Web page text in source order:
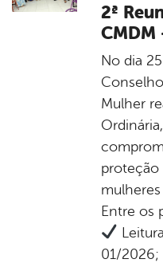
2ª
CMDM
No dia
Mulher
proteção
Entre os
01/2026;